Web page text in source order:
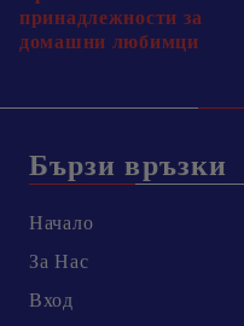
принадлежности за
домашни любимци
Бързи връзки
Начало
За Нас
Вход